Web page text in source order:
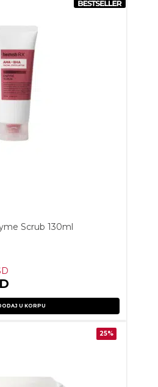
Scrub 130ml
U KORPU
25%